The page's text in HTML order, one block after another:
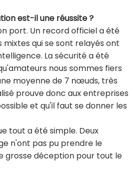
est-il une réussite ?
port. Un record officiel a été
mixtes qui se sont relayés ont
La sécurité a été
nous sommes fiers
moyenne de 7 nœuds, très
prouve donc aux entreprises
et qu'il faut se donner les
tout a été simple. Deux
n'ont pas pu prendre le
grosse déception pour tout le